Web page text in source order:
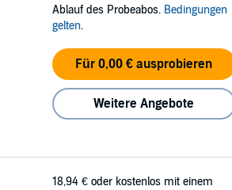
Ablauf des Probeabos. Bedingungen
gelten.
Für 0,00 € ausprobieren
Weitere Angebote
18,94 € oder kostenlos mit einem